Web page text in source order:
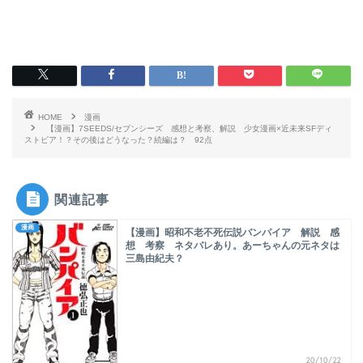
HOME
漫画
【漫画】7SEEDS/セブンシーズ 感想と考察、解説 少女漫画×近未来SFディ
ストピア！？その後はどうなった？続編は？ 92点
関連記事
漫画
【漫画】昭和不老不死伝説バンパイア 解説 感
想 考察 ネタバレあり。あーちゃんの元ネタは
三島由紀夫？
20/10/22